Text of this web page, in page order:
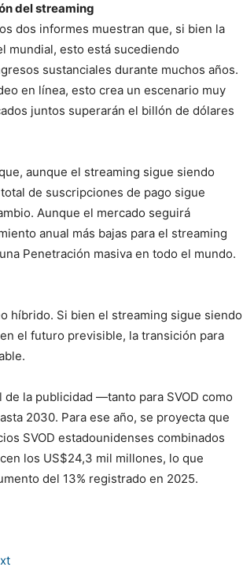
del streaming
dos informes muestran que, si bien la
mundial, esto está sucediendo
sustanciales durante muchos años.
en línea, esto crea un escenario muy
juntos superarán el billón de dólares
aunque el streaming sigue siendo
de suscripciones de pago sigue
Aunque el mercado seguirá
anual más bajas para el streaming
Penetración masiva en todo el mundo.
híbrido. Si bien el streaming sigue siendo
el futuro previsible, la transición para
la publicidad —tanto para SVOD como
2030. Para ese año, se proyecta que
SVOD estadounidenses combinados
los US$24,3 mil millones, lo que
del 13% registrado en 2025.